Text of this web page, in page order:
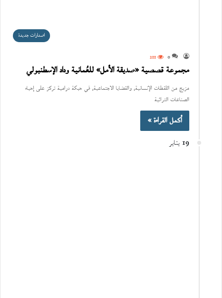
اصدارات جديدة
0
211
مجموعة قصصية «صديقة الأمل» للعُمانية وداد الإسطنبولي
مزيج من اللقطات الإنسانية، والقضايا الاجتماعية، في حبكة درامية تركز على إحياء
الصناعات التراثية
أكمل القراءة »
19 يناير